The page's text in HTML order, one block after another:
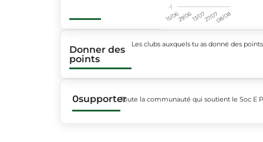
15/0629/0613/0727/0708/08
-1
Donner des
points
Les clubs auxquels tu as donné des points
0supporterToute la communauté qui soutient le Soc E